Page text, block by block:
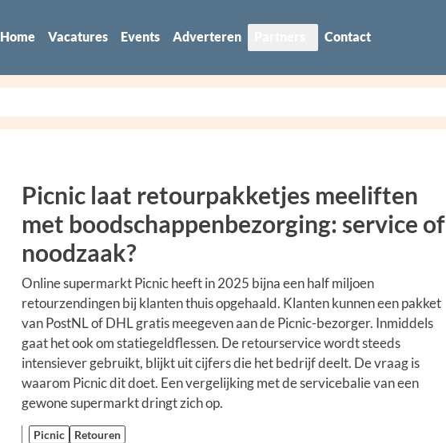
Home Vacatures Events Adverteren Contact
Picnic laat retourpakketjes meeliften
met boodschappenbezorging: service of
noodzaak?
Online supermarkt Picnic heeft in 2025 bijna een half miljoen
retourzendingen bij klanten thuis opgehaald. Klanten kunnen een pakket
van PostNL of DHL gratis meegeven aan de Picnic-bezorger. Inmiddels
gaat het ook om statiegeldflessen. De retourservice wordt steeds
intensiever gebruikt, blijkt uit cijfers die het bedrijf deelt. De vraag is
waarom Picnic dit doet. Een vergelijking met de servicebalie van een
gewone supermarkt dringt zich op.
Picnic Retouren